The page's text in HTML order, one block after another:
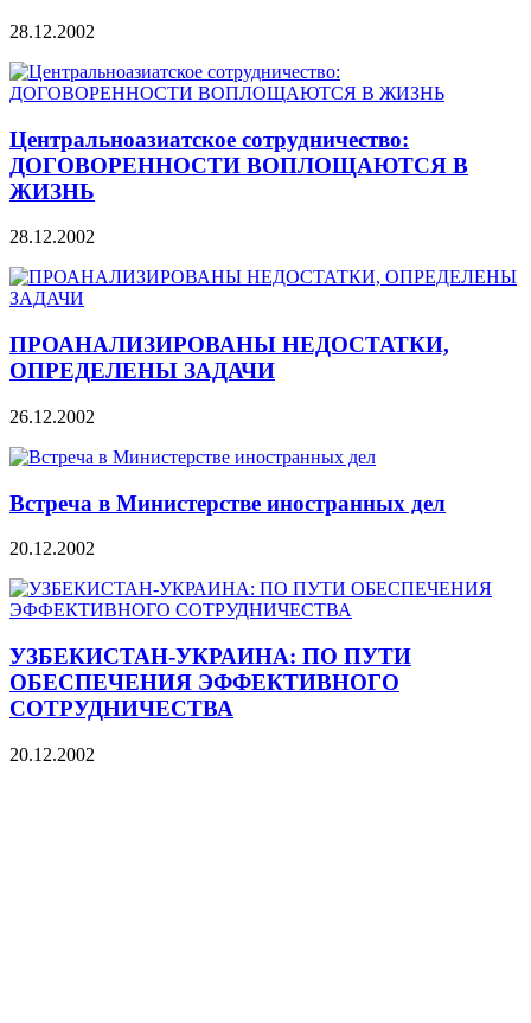
28.12.2002
Центральноазиатское сотрудничество:
ДОГОВОРЕННОСТИ ВОПЛОЩАЮТСЯ В
ЖИЗНЬ
28.12.2002
ПРОАНАЛИЗИРОВАНЫ НЕДОСТАТКИ,
ОПРЕДЕЛЕНЫ ЗАДАЧИ
26.12.2002
Встреча в Министерстве иностранных дел
20.12.2002
УЗБЕКИСТАН-УКРАИНА: ПО ПУТИ
ОБЕСПЕЧЕНИЯ ЭФФЕКТИВНОГО
СОТРУДНИЧЕСТВА
20.12.2002